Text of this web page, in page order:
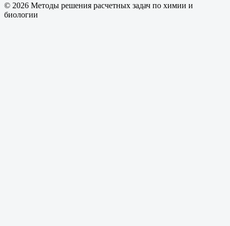
© 2026 Методы решения расчетных задач по химии и
биологии